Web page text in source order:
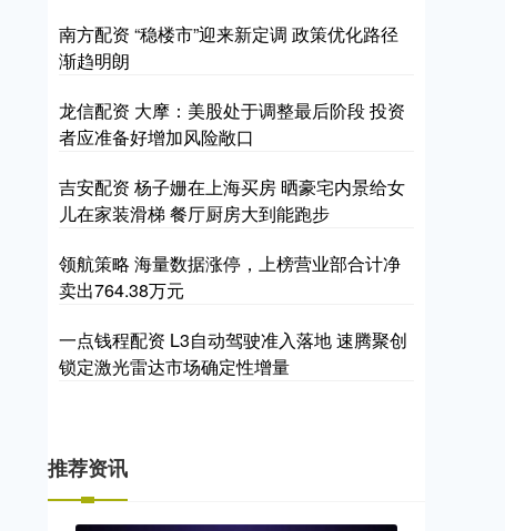
南方配资 “稳楼市”迎来新定调 政策优化路径
渐趋明朗
龙信配资 大摩：美股处于调整最后阶段 投资
者应准备好增加风险敞口
吉安配资 杨子姗在上海买房 晒豪宅内景给女
儿在家装滑梯 餐厅厨房大到能跑步
领航策略 海量数据涨停，上榜营业部合计净
卖出764.38万元
一点钱程配资 L3自动驾驶准入落地 速腾聚创
锁定激光雷达市场确定性增量
推荐资讯